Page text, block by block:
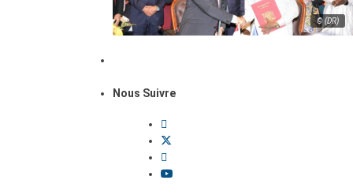
© (DR)
Nous Suivre